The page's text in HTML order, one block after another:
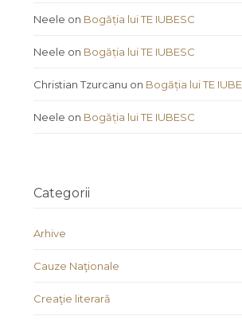
Neele on Bogăția lui TE IUBESC
Neele on Bogăția lui TE IUBESC
Christian Tzurcanu on Bogăția lui TE
Neele on Bogăția lui TE IUBESC
Categorii
Arhive
Cauze Naţionale
Creaţie literară